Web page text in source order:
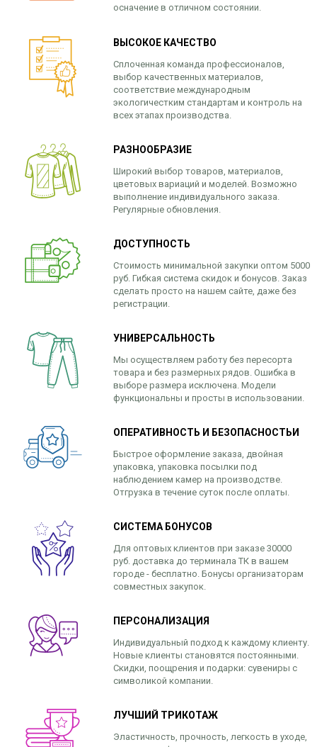
осначение в отличном состоянии.
ВЫСОКОЕ КАЧЕСТВО
Сплоченная команда профессионалов,
выбор качественных материалов,
соответствие международным
экологичестким стандартам и контроль на
всех этапах производства.
РАЗНООБРАЗИЕ
Широкий выбор товаров, материалов,
цветовых вариаций и моделей. Возможно
выполнение индивидуального заказа.
Регулярные обновления.
ДОСТУПНОСТЬ
Стоимость минимальной закупки оптом 5000
руб. Гибкая система скидок и бонусов. Заказ
сделать просто на нашем сайте, даже без
регистрации.
УНИВЕРСАЛЬНОСТЬ
Мы осуществляем работу без пересорта
товара и без размерных рядов. Ошибка в
выборе размера исключена. Модели
функциональны и просты в использовании.
ОПЕРАТИВНОСТЬ И БЕЗОПАСНОСТЬИ
Быстрое оформление заказа, двойная
упаковка, упаковка посылки под
наблюдением камер на производстве.
Отгрузка в течение суток после оплаты.
СИСТЕМА БОНУСОВ
Для оптовых клиентов при заказе 30000
руб. доставка до терминала ТК в вашем
городе - бесплатно. Бонусы организаторам
совместных закупок.
ПЕРСОНАЛИЗАЦИЯ
Индивидуальный подход к каждому клиенту.
Новые клиенты становятся постоянными.
Скидки, поощрения и подарки: сувениры с
символикой компании.
ЛУЧШИЙ ТРИКОТАЖ
Эластичность, прочность, легкость в уходе,